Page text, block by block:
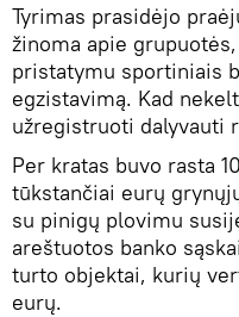
Tyrimas prasidėjo
žinoma apie
pristatymu sportiniais
egzistavimą. Kad
užregistruoti dalyvauti
Per kratas buvo rasta
tūkstančiai eurų
su pinigų plovimu
areštuotos banko
turto objektai, kurių
eurų.